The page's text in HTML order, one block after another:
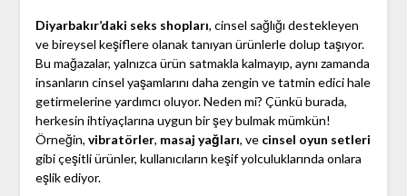
Diyarbakır’daki seks shopları, cinsel sağlığı destekleyen
ve bireysel keşiflere olanak tanıyan ürünlerle dolup taşıyor.
Bu mağazalar, yalnızca ürün satmakla kalmayıp, aynı zamanda
insanların cinsel yaşamlarını daha zengin ve tatmin edici hale
getirmelerine yardımcı oluyor. Neden mi? Çünkü burada,
herkesin ihtiyaçlarına uygun bir şey bulmak mümkün!
Örneğin, vibratörler, masaj yağları, ve cinsel oyun setleri
gibi çeşitli ürünler, kullanıcıların keşif yolculuklarında onlara
eşlik ediyor.